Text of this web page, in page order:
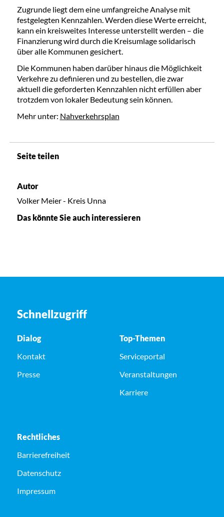
Zugrunde liegt dem eine umfangreiche Analyse mit
festgelegten Kennzahlen. Werden diese Werte erreicht,
kann ein kreisweites Interesse unterstellt werden – die
Finanzierung wird durch die Kreisumlage solidarisch
über alle Kommunen gesichert.
Die Kommunen haben darüber hinaus die Möglichkeit
Verkehre zu definieren und zu bestellen, die zwar
aktuell die geforderten Kennzahlen nicht erfüllen aber
trotzdem von lokaler Bedeutung sein können.
Mehr unter: Nahverkehrsplan
Seite teilen
Autor
Volker Meier - Kreis Unna
Das könnte Sie auch interessieren
Schnellzugriff
Dialog
Kontakt
Presse
Top-Themen
Serviceportal
Veranstaltungen
Karriere
Rechtliches
Barrierefreiheit
Datenschutz
Impressum